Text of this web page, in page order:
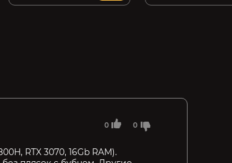
0 0
RTX 3070, 16Gb RAM).